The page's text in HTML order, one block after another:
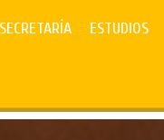
SECRETARÍA ESTUDIOS